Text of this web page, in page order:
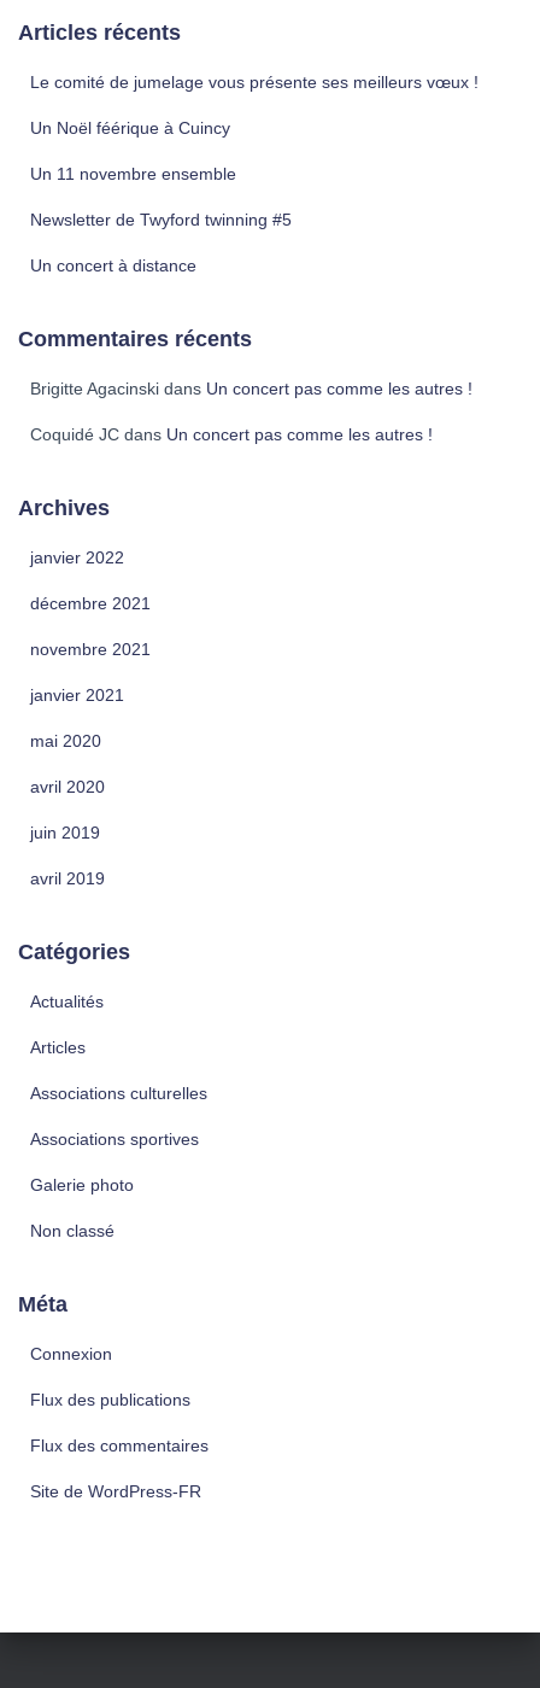
rArticles récents
Le comité de jumelage vous présente ses meilleurs vœux !
Un Noël féérique à Cuincy
Un 11 novembre ensemble
Newsletter de Twyford twinning #5
Un concert à distance
Commentaires récents
Brigitte Agacinski dans Un concert pas comme les autres !
Coquidé JC dans Un concert pas comme les autres !
Archives
janvier 2022
décembre 2021
novembre 2021
janvier 2021
mai 2020
avril 2020
juin 2019
avril 2019
Catégories
Actualités
Articles
Associations culturelles
Associations sportives
Galerie photo
Non classé
Méta
Connexion
Flux des publications
Flux des commentaires
Site de WordPress-FR